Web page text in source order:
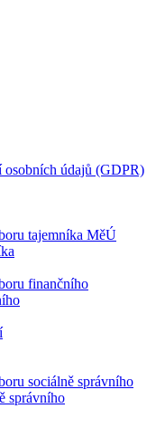
osobních údajů (GDPR)
tajemníka MěÚ
finančního
sociálně správního
správního